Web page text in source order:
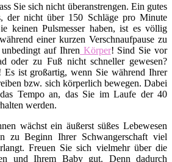
Sie sich nicht überanstrengen. Ein gutes
der nicht über 150 Schläge pro Minute
keinen Pulsmesser haben, ist es völlig
einer kurzen Verschnaufpause zu
auf Ihren Körper! Sind Sie vor
oder zu Fuß nicht schneller gewesen?
Es ist großartig, wenn Sie während Ihrer
bzw. sich körperlich bewegen. Dabei
Tempo an, das Sie im Laufe der 40
werden.
wächst ein äußerst süßes Lebewesen
zu Beginn Ihrer Schwangerschaft viel
Freuen Sie sich vielmehr über die
und Ihrem Baby gut. Denn dadurch